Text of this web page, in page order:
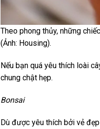
Theo phong thủy, những
(Ảnh: Housing).
Nếu bạn quá yêu thích loài
chung chật hẹp.
Bonsai
Dù được yêu thích bởi vẻ